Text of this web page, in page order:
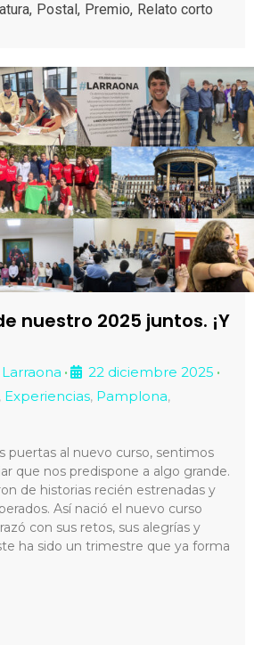
, Postal , Premio, Relato corto
nuestro 2025 juntos. ¡Y
• 22 diciembre 2025 •
Experiencias, Pamplona,
puertas al nuevo curso, sentimos
que nos predispone a algo grande.
de historias recién estrenadas y
Así nació el nuevo curso
con sus retos, sus alegrías y
ha sido un trimestre que ya forma